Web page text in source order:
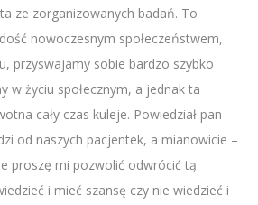
ze zorganizowanych badań. To
nowoczesnym społeczeństwem,
przyswajamy sobie bardzo szybko
w życiu społecznym, a jednak ta
cały czas kuleje. Powiedział pan
od naszych pacjentek, a mianowicie –
proszę mi pozwolić odwrócić tą
i mieć szansę czy nie wiedzieć i